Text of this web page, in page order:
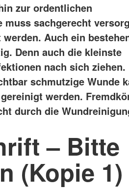
zur ordentlichen
sachgerecht
Auch ein
Denn auch die kleinste
nach sich ziehen.
schmutzige Wunde
werden.
durch die
– Bitte
(Kopie 1)